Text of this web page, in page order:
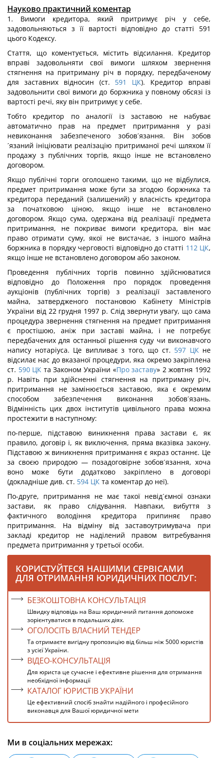
Науково практичний коментар
1. Вимоги кредитора, який притримує річ у себе,
задовольняються з її вартості відповідно до статті 591
цього Кодексу.
Стаття, що коментується, містить відсилання. Кредитор
вправі задовольняти свої вимоги шляхом звернення
стягнення на притриману річ в порядку, передбаченому
для заставних відносин (ст. 591 ЦК). Кредитор вправі
задовольнити свої вимоги до боржника у повному обсязі із
вартості речі, яку він притримує у себе.
Тобто кредитор по аналогії із заставою не набуває
автоматично прав на предмет притримання у разі
невиконання забезпеченого зобов´язання. Він зобов
´язаний ініціювати реалізацію притриманої речі шляхом її
продажу з публічних торгів, якщо інше не встановлено
договором.
Якщо публічні торги оголошено такими, що не відбулися,
предмет притримання може бути за згодою боржника та
кредитора переданий (залишений) у власність кредитора
за початковою ціною, якщо інше не встановлено
договором. Якщо сума, одержана від реалізації предмета
притримання, не покриває вимоги кредитора, він має
право отримати суму, якої не вистачає, з іншого майна
боржника в порядку черговості відповідно до статті 112 ЦК,
якщо інше не встановлено договором або законом.
Проведення публічних торгів повинно здійснюватися
відповідно до Положення про порядок проведення
аукціонів (публічних торгів) з реалізації заставленого
майна, затвердженого постановою Кабінету Міністрів
України від 22 грудня 1997 р. Слід звернути увагу, що сама
процедура звернення стягнення на предмет притримання
є простішою, аніж при заставі майна, і не потребує
передбачених для останньої рішення суду чи виконавчого
напису нотаріуса. Це випливає з того, що ст. 597 ЦКне
відсилає нас до вказаної процедури, яка окремо закріплена
ст. 590 ЦК та Законом України «Про заставу» 2 жовтня 1992
р. Навіть при здійсненні стягнення на притриману річ,
притримання не замінюється заставою, яка є окремим
способом забезпечення виконання зобов´язань.
Відмінність цих двох інститутів цивільного права можна
простежити в наступному:
по-перше, підставою виникнення права застави є, як
правило, договір і, як виключення, пряма вказівка закону.
Підставою ж виникнення притримання є якраз останнє. Це
за своєю природою — позадоговірне зобов´язання, хоча
воно може бути додатково закріплено в договорі
(докладніше див. ст. 594 ЦК та коментар до неї).
По-друге, притримання не має такої невід´ємної ознаки
застави, як право слідування. Навпаки, вибуття з
фактичного володіння кредитора припиняє право
притримання. На відміну від заставоутримувача при
закладі кредитор не наділений правом витребування
предмета притримання у третьої особи.
КОРИСТУЙТЕСЯ НАШИМИ СЕРВІСАМИ
ДЛЯ ОТРИМАННЯ ЮРИДИЧНИХ ПОСЛУГ:
БЕЗКОШТОВНА КОНСУЛЬТАЦІЯ
Швидку відповідь на Ваш юридичний питання допоможе
зорієнтуватися в подальших діях.
ОГОЛОСІТЬ ВЛАСНИЙ ТЕНДЕР
Та отримаєте вигідну пропозицію від більш ніж 5000 юристів
з усієї України.
ВІДЕО-КОНСУЛЬТАЦІЯ
Для юриста це сучасне і ефективне рішення для отримання
необхідної інформації
КАТАЛОГ ЮРИСТІВ УКРАЇНИ
Це ефективний спосіб знайти надійного і професійного
виконавця для Вашої юридичної мети
Ми в соціальних мережах: